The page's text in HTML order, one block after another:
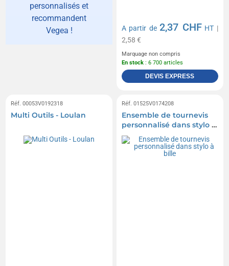
personnalisés et
recommandent
Vegea !
A partir de2,37 CHF HT |
2,58 €
Marquage non compris
En stock : 6 700 articles
DEVIS EXPRESS
Réf. 00053V0192318
Multi Outils - Loulan
Réf. 01525V0174208
Ensemble de tournevis
personnalisé dans stylo à
bille